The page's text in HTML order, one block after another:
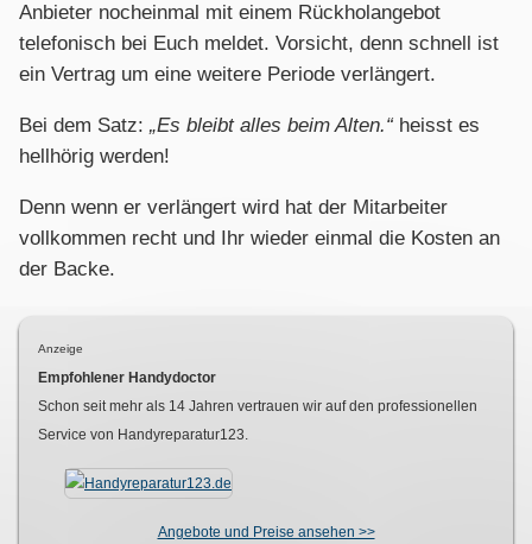
Anbieter nocheinmal mit einem Rückholangebot
telefonisch bei Euch meldet. Vorsicht, denn schnell ist
ein Vertrag um eine weitere Periode verlängert.
Bei dem Satz: „Es bleibt alles beim Alten.“ heisst es
hellhörig werden!
Denn wenn er verlängert wird hat der Mitarbeiter
vollkommen recht und Ihr wieder einmal die Kosten an
der Backe.
Anzeige
Empfohlener Handydoctor
Schon seit mehr als 14 Jahren vertrauen wir auf den professionellen
Service von Handyreparatur123.
Angebote und Preise ansehen >>